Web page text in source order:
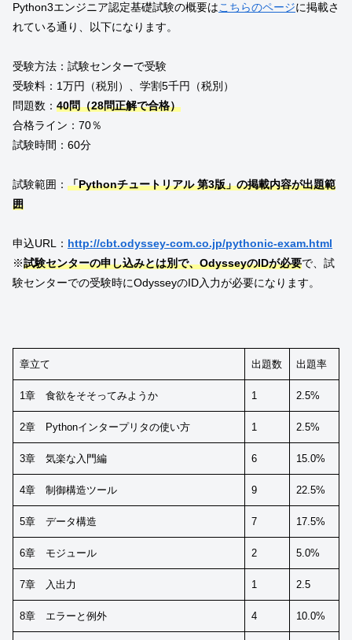
Python3エンジニア認定基礎試験の概要はこちらのページに掲載さ
れている通り、以下になります。
受験方法：試験センターで受験
受験料：1万円（税別）、学割5千円（税別）
問題数： 40問（28問正解で合格）
合格ライン：70％
試験時間：60分
試験範囲： 「Pythonチュートリアル 第3版」の掲載内容が出題範
囲
申込URL： http://cbt.odyssey-com.co.jp/pythonic-exam.html
※試験センターの申し込みとは別で、OdysseyのIDが必要で、試
験センターでの受験時にOdysseyのID入力が必要になります。
章立て 出題数 出題率
1章 食欲をそそってみようか 1 2.5%
2章 Pythonインタープリタの使い方 1 2.5%
3章 気楽な入門編 6 15.0%
4章 制御構造ツール 9 22.5%
5章 データ構造 7 17.5%
6章 モジュール 2 5.0%
7章 入出力 1 2.5
8章 エラーと例外 4 10.0%